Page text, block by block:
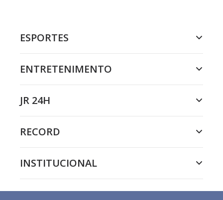
ESPORTES
ENTRETENIMENTO
JR 24H
RECORD
INSTITUCIONAL